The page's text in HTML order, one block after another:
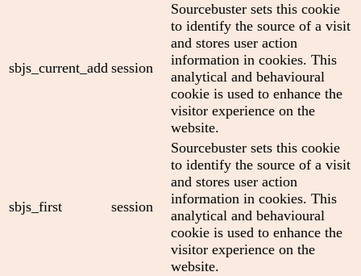
sbjs_current_add session
Sourcebuster sets this cookie
to identify the source of a visit
and stores user action
information in cookies. This
analytical and behavioural
cookie is used to enhance the
visitor experience on the
website.
sbjs_first session
Sourcebuster sets this cookie
to identify the source of a visit
and stores user action
information in cookies. This
analytical and behavioural
cookie is used to enhance the
visitor experience on the
website.